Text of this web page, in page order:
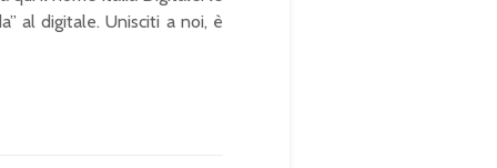
al digitale. Unisciti a noi, è